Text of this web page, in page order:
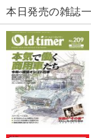
本日発売の雑誌